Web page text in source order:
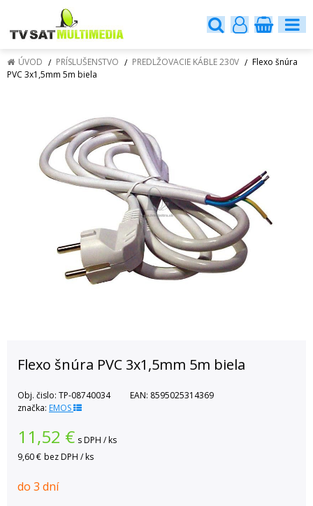
ÚVOD PRÍSLUŠENSTVO PREDLŽOVACIE KÁBLE 230V
Flexo šnúra
PVC 3x1,5mm 5m biela
Flexo šnúra PVC 3x1,5mm 5m biela
Obj. čislo: TP-08740034 EAN: 8595025314369
značka: EMOS
11,52 € s DPH / ks
9,60 € bez DPH / ks
do 3 dní